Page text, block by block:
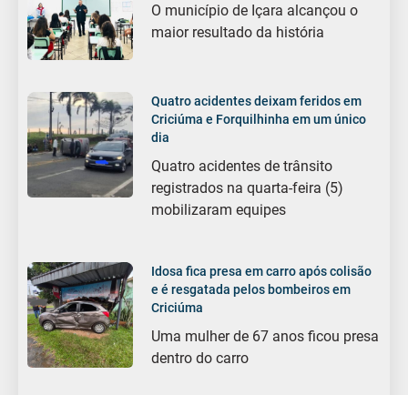
O município de Içara alcançou o
maior resultado da história
Quatro acidentes deixam feridos em
Criciúma e Forquilhinha em um único
dia
Quatro acidentes de trânsito
registrados na quarta-feira (5)
mobilizaram equipes
Idosa fica presa em carro após colisão
e é resgatada pelos bombeiros em
Criciúma
Uma mulher de 67 anos ficou presa
dentro do carro